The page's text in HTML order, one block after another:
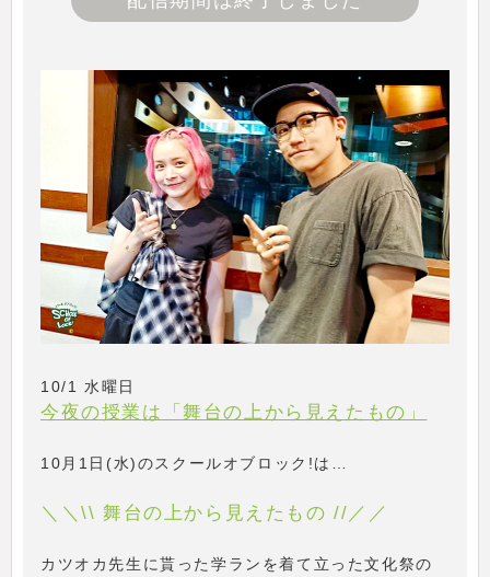
10/1 水曜日
今夜の授業は「舞台の上から見えたもの」
10月1日(水)のスクールオブロック!は…
＼＼\\ 舞台の上から見えたもの //／／
カツオカ先生に貰った学ランを着て立った文化祭の